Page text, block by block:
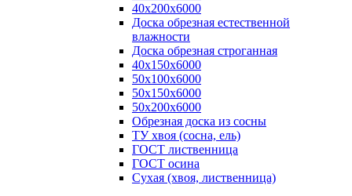
40х200х6000
Доска обрезная естественной
влажности
Доска обрезная строганная
40х150х6000
50х100х6000
50х150х6000
50х200х6000
Обрезная доска из сосны
ТУ хвоя (сосна, ель)
ГОСТ лиственница
ГОСТ осина
Сухая (хвоя, лиственница)